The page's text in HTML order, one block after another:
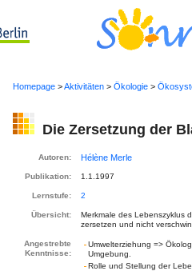
Homepage >Aktivitäten > Ökologie >
Die Zersetzung der
Autoren:
Publikation: 1.1.1997
Lernstufe: 2
Übersicht:
Merkmale des Lebenszyklus
zersetzen und nicht
Angestrebte
Kenntnisse:
Umwelterziehung =>
Umgebung.
Rolle und Stellung der